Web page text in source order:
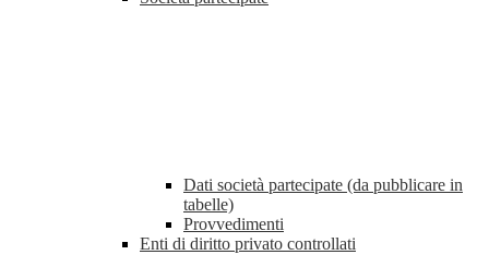
Dati società partecipate (da pubblicare in
tabelle)
Provvedimenti
Enti di diritto privato controllati